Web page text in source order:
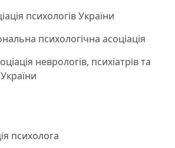
психологів України
психологічна асоціація
неврологів, психіатрів та
психолога